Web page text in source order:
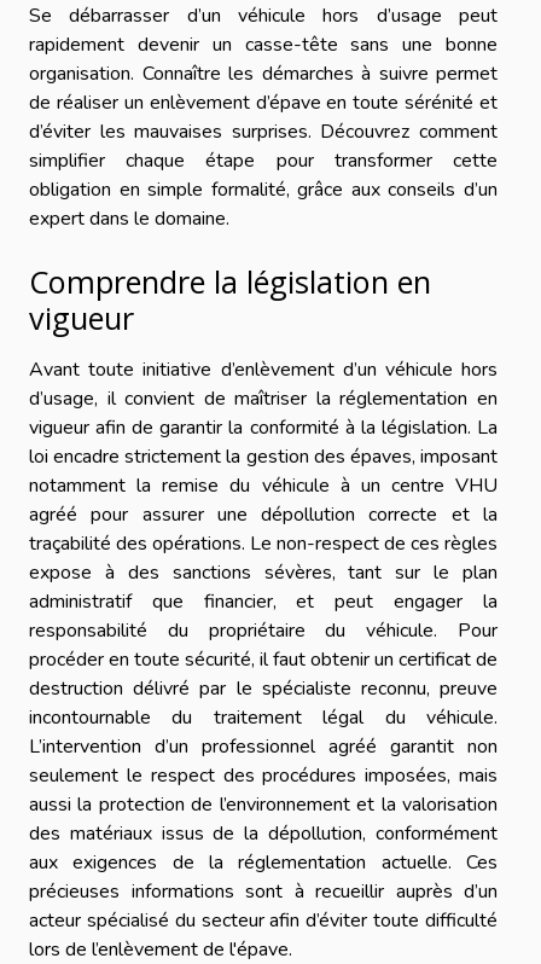
Se débarrasser d’un véhicule hors d’usage peut
rapidement devenir un casse-tête sans une bonne
organisation. Connaître les démarches à suivre permet
de réaliser un enlèvement d’épave en toute sérénité et
d’éviter les mauvaises surprises. Découvrez comment
simplifier chaque étape pour transformer cette
obligation en simple formalité, grâce aux conseils d’un
expert dans le domaine.
Comprendre la législation en
vigueur
Avant toute initiative d’enlèvement d’un véhicule hors
d’usage, il convient de maîtriser la réglementation en
vigueur afin de garantir la conformité à la législation. La
loi encadre strictement la gestion des épaves, imposant
notamment la remise du véhicule à un centre VHU
agréé pour assurer une dépollution correcte et la
traçabilité des opérations. Le non-respect de ces règles
expose à des sanctions sévères, tant sur le plan
administratif que financier, et peut engager la
responsabilité du propriétaire du véhicule. Pour
procéder en toute sécurité, il faut obtenir un certificat de
destruction délivré par le spécialiste reconnu, preuve
incontournable du traitement légal du véhicule.
L’intervention d’un professionnel agréé garantit non
seulement le respect des procédures imposées, mais
aussi la protection de l’environnement et la valorisation
des matériaux issus de la dépollution, conformément
aux exigences de la réglementation actuelle. Ces
précieuses informations sont à recueillir auprès d’un
acteur spécialisé du secteur afin d’éviter toute difficulté
lors de l’enlèvement de l'épave.